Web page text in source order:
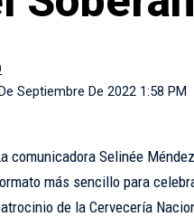
Septiembre De 2022 1:58 PM
comunicadora Selinée
más sencillo para
de la Cervecería